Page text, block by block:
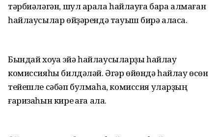
тәрбиәләгән, шул арҡала һайлауға бара алмаған
һайлаусылар өйҙәрендә тауыш бирә аласаҡ.
Бындай хоҡуҡҡа эйә һайлаусыларҙы һайлау
комиссияһы билдәләй. Әгәр өйөндә һайлау өсөн
тейешле сәбәп булмаһа, комиссия уларҙың
ғаризаһын кире ҡаға ала.